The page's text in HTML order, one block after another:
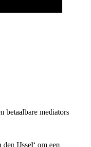
betaalbare mediators
IJssel‘ om een